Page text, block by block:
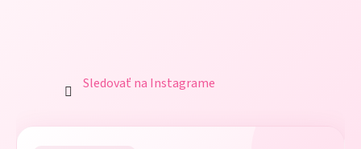
Sledovať na Instagrame